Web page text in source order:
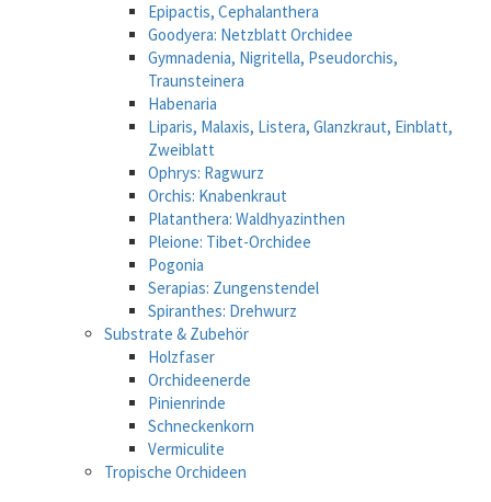
Epipactis, Cephalanthera
Goodyera: Netzblatt Orchidee
Gymnadenia, Nigritella, Pseudorchis,
Traunsteinera
Habenaria
Liparis, Malaxis, Listera, Glanzkraut, Einblatt,
Zweiblatt
Ophrys: Ragwurz
Orchis: Knabenkraut
Platanthera: Waldhyazinthen
Pleione: Tibet-Orchidee
Pogonia
Serapias: Zungenstendel
Spiranthes: Drehwurz
Substrate & Zubehör
Holzfaser
Orchideenerde
Pinienrinde
Schneckenkorn
Vermiculite
Tropische Orchideen